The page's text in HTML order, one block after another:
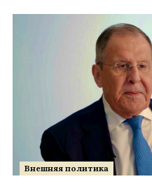
Внешняя политика